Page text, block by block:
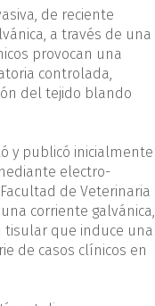
de reciente
a través de una
provocan una
controlada,
del tejido blando
y publicó inicialmente
electro-
de Veterinaria
corriente galvánica,
tisular que induce una
de casos clínicos en